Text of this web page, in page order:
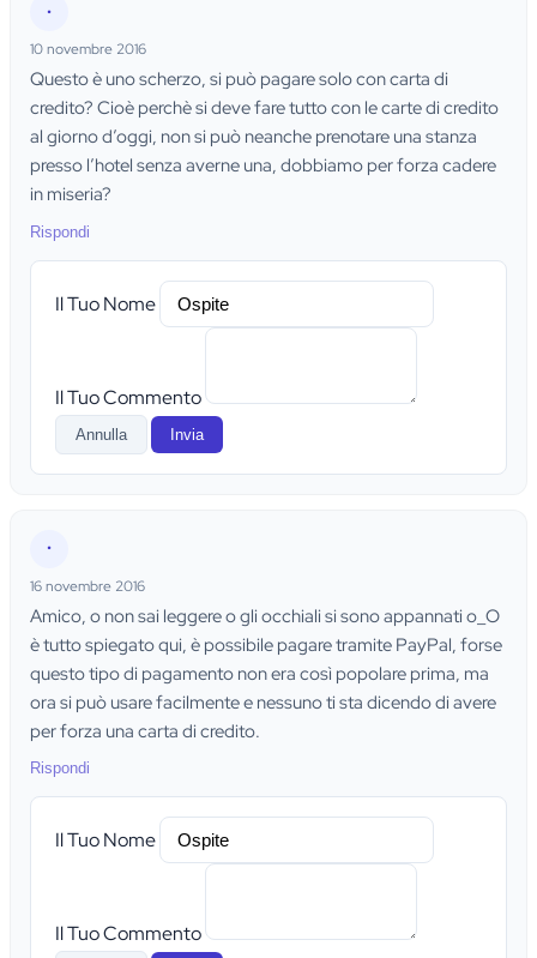
•
10 novembre 2016
Questo è uno scherzo, si può pagare solo con carta di
credito? Cioè perchè si deve fare tutto con le carte di credito
al giorno d’oggi, non si può neanche prenotare una stanza
presso l’hotel senza averne una, dobbiamo per forza cadere
in miseria?
Rispondi
Il Tuo Nome
Il Tuo Commento
Annulla Invia
•
16 novembre 2016
Amico, o non sai leggere o gli occhiali si sono appannati o_O
è tutto spiegato qui, è possibile pagare tramite PayPal, forse
questo tipo di pagamento non era così popolare prima, ma
ora si può usare facilmente e nessuno ti sta dicendo di avere
per forza una carta di credito.
Rispondi
Il Tuo Nome
Il Tuo Commento